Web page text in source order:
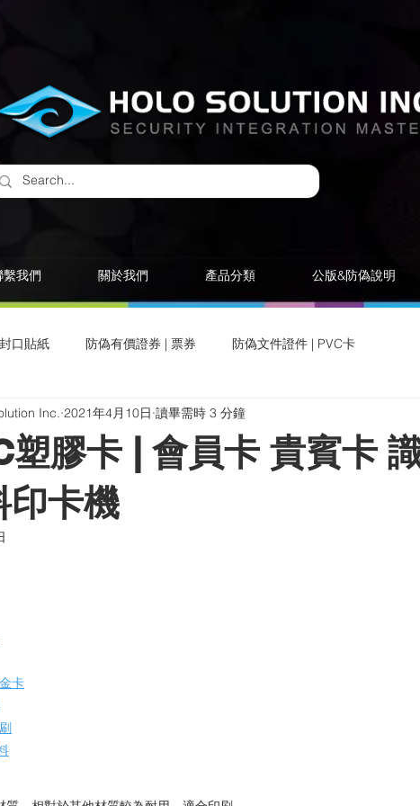
繫我們 關於我們 產品分類 公版&防偽說明
口貼紙 防偽有價證券 | 票券 防偽文件證件 | PVC卡
版貼片 防偽油墨與印刷 QR Code防偽系統
插畫海報卡片印刷 | 折光壓紋
塑膠卡 | 會員卡 貴賓卡
印卡機
Inc. 2021年4月10日 讀畢需時 3 分鐘
卡